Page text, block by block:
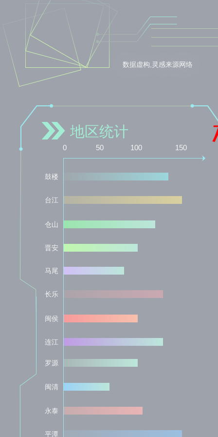
数据虚构,灵感来源网络
地区统计
0 50 100 150
鼓楼
台江
仓山
晋安
马尾
长乐
闽侯
连江
罗源
闽清
永泰
平潭